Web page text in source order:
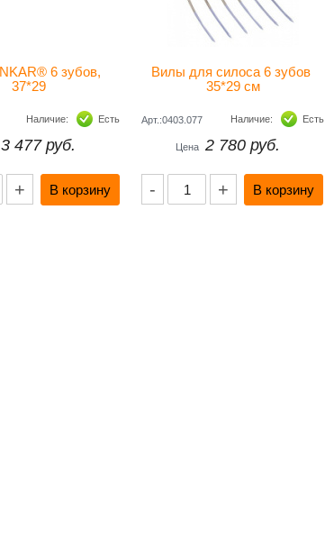
6 зубов,
37*29
Наличие: Есть
3 477 руб.
+
Вилы для силоса 6 зубов
35*29 см
Арт.:0403.077 Наличие: Есть
Цена 2 780 руб.
- +